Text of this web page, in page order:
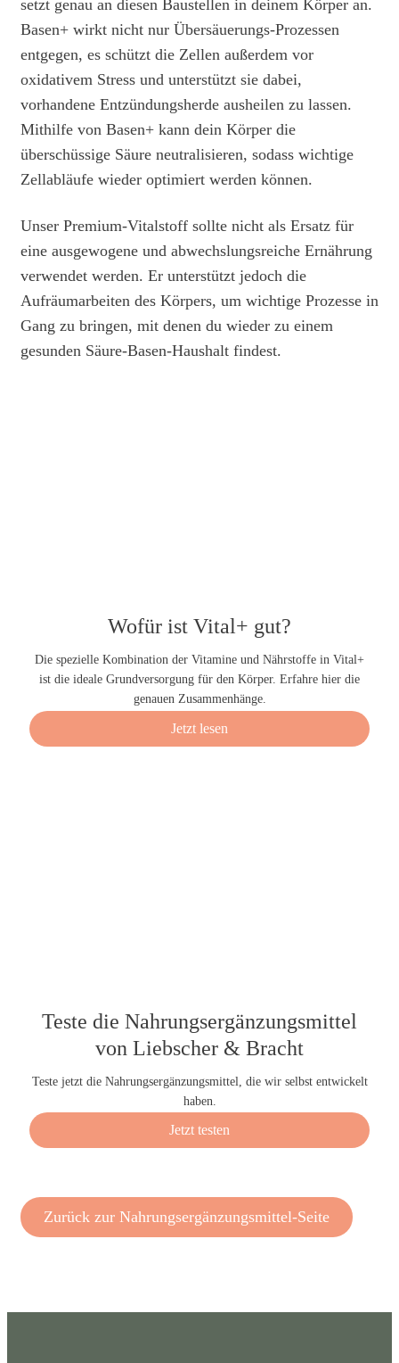
setzt genau an diesen Baustellen in deinem Körper an.
Basen+ wirkt nicht nur Übersäuerungs-Prozessen
entgegen, es schützt die Zellen außerdem vor
oxidativem Stress und unterstützt sie dabei,
vorhandene Entzündungsherde ausheilen zu lassen.
Mithilfe von Basen+ kann dein Körper die
überschüssige Säure neutralisieren, sodass wichtige
Zellabläufe wieder optimiert werden können.
Unser Premium-Vitalstoff sollte nicht als Ersatz für
eine ausgewogene und abwechslungsreiche Ernährung
verwendet werden. Er unterstützt jedoch die
Aufräumarbeiten des Körpers, um wichtige Prozesse in
Gang zu bringen, mit denen du wieder zu einem
gesunden Säure-Basen-Haushalt findest.
Wofür ist Vital+ gut?
Die spezielle Kombination der Vitamine und Nährstoffe in Vital+
ist die ideale Grundversorgung für den Körper. Erfahre hier die
genauen Zusammenhänge.
Jetzt lesen
Teste die Nahrungsergänzungsmittel
von Liebscher & Bracht
Teste jetzt die Nahrungsergänzungsmittel, die wir selbst entwickelt
haben.
Jetzt testen
Zurück zur Nahrungsergänzungsmittel-Seite